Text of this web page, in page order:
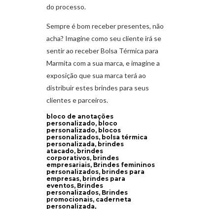
do processo.
Sempre é bom receber presentes, não
acha? Imagine como seu cliente irá se
sentir ao receber Bolsa Térmica para
Marmita com a sua marca, e imagine a
exposição que sua marca terá ao
distribuir estes brindes para seus
clientes e parceiros.
bloco de anotações
personalizado, bloco
personalizado, blocos
personalizados, bolsa térmica
personalizada, brindes
atacado, brindes
corporativos, brindes
empresariais, Brindes femininos
personalizados, brindes para
empresas, brindes para
eventos, Brindes
personalizados, Brindes
promocionais, caderneta
personalizada,